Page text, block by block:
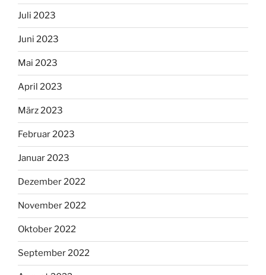
Juli 2023
Juni 2023
Mai 2023
April 2023
März 2023
Februar 2023
Januar 2023
Dezember 2022
November 2022
Oktober 2022
September 2022